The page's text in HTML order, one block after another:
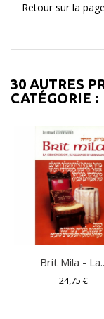
Retour sur la page
30 AUTRES
CATÉGORIE :
Brit Mila -
24,75 €